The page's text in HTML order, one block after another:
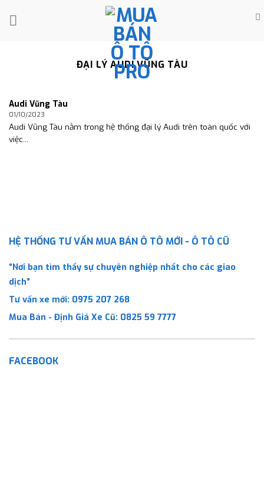
ĐẠI LÝ AUDI VŨNG TÀU
Audi Vũng Tàu
01/10/2023
Audi Vũng Tàu nằm trong hệ thống đại lý Audi trên toàn quốc với
việc...
HỆ THỐNG TƯ VẤN MUA BÁN Ô TÔ MỚI - Ô TÔ CŨ
“Nơi bạn tìm thấy sự chuyên nghiệp nhất cho các giao
dịch”
Tư vấn xe mới: 0975 207 268
Mua Bán - Định Giá Xe Cũ: 0825 59 7777
FACEBOOK